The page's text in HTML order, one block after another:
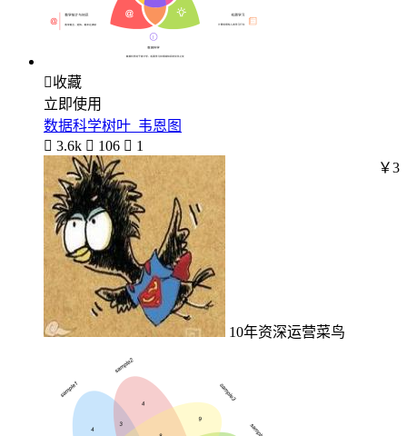
收藏
立即使用
数据科学树叶_韦恩图
 3.6k  106  1
10年资深运营菜鸟
￥3